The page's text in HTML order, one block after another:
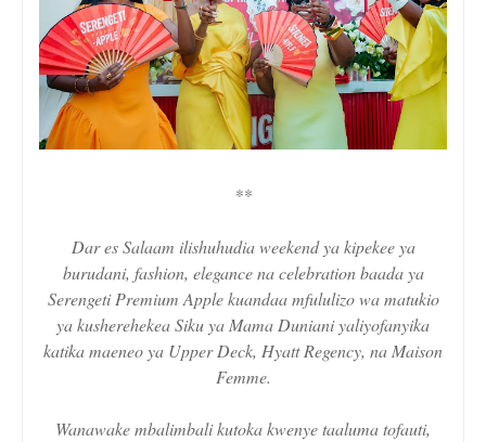
**
Dar es Salaam ilishuhudia weekend ya kipekee ya
burudani, fashion, elegance na celebration baada ya
Serengeti Premium Apple kuandaa mfululizo wa matukio
ya kusherehekea Siku ya Mama Duniani yaliyofanyika
katika maeneo ya Upper Deck, Hyatt Regency, na Maison
Femme.
Wanawake mbalimbali kutoka kwenye taaluma tofauti,